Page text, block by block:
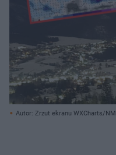
Autor: Zrzut ekranu WXCharts/NM